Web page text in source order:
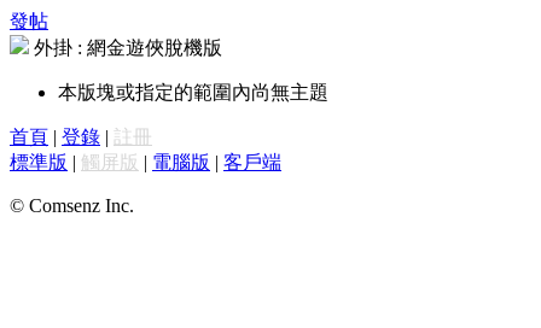
發帖
外掛 : 網金遊俠脫機版
本版塊或指定的範圍內尚無主題
首頁 | 登錄 | 註冊
標準版 | 觸屏版 | 電腦版 | 客戶端
© Comsenz Inc.